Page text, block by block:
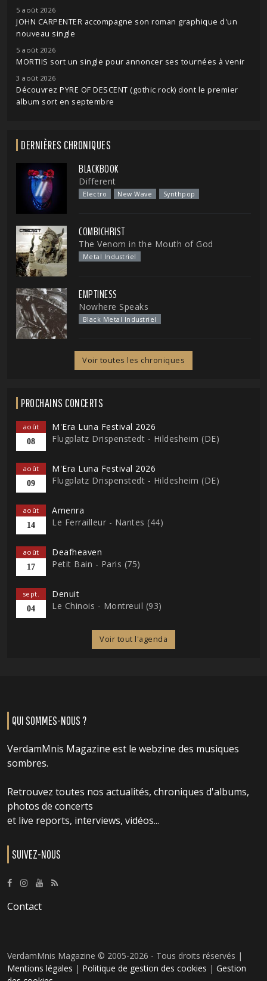
5 août 2026
JOHN CARPENTER accompagne son roman graphique d'un
nouveau single
5 août 2026
MORTIIS sort un single pour annoncer ses tournées à venir
3 août 2026
Découvrez PYRE OF DESCENT (gothic rock) dont le premier
album sort en septembre
DERNIÈRES CHRONIQUES
BLACKBOOK
Different
Electro New Wave Synthpop
COMBICHRIST
The Venom in the Mouth of God
Metal Industriel
EMPTINESS
Nowhere Speaks
Black Metal Industriel
Voir toutes les chroniques
PROCHAINS CONCERTS
août
08
M'Era Luna Festival 2026
Flugplatz Drispenstedt - Hildesheim (DE)
août
09
M'Era Luna Festival 2026
Flugplatz Drispenstedt - Hildesheim (DE)
août
14
Amenra
Le Ferrailleur - Nantes (44)
août
17
Deafheaven
Petit Bain - Paris (75)
sept.
04
Denuit
Le Chinois - Montreuil (93)
Voir tout l'agenda
QUI SOMMES-NOUS ?
VerdamMnis Magazine est le webzine des musiques
sombres.
Retrouvez toutes nos actualités, chroniques d'albums,
photos de concerts
et live reports, interviews, vidéos...
SUIVEZ-NOUS
Contact
VerdamMnis Magazine © 2005-2026 - Tous droits réservés |
Mentions légales | Politique de gestion des cookies | Gestion